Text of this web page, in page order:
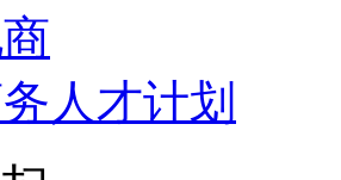
人才计划